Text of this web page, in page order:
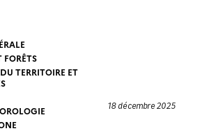
FORÊTS
TERRITOIRE ET
18 décembre 2025